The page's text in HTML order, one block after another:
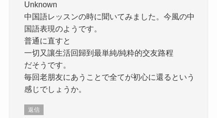
Unknown
中国語レッスンの時に聞いてみました。今風の中
国語表現のようです。
普通に直すと
一切又讓生活回歸到最単純/純粋的交友路程
だそうです。
毎回老朋友にあうことで全てが初心に還るという
感じでしょうか。
返信